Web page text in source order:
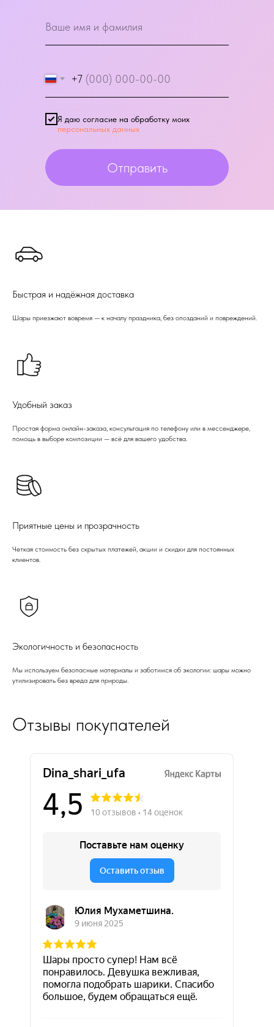
+7
Я даю согласие на обработку моих
персональных данных
Отправить
Быстрая и надёжная доставка
Шары приезжают вовремя — к началу праздника, без опозданий и повреждений.
Удобный заказ
Простая форма онлайн-заказа, консультация по телефону или в мессенджере,
помощь в выборе композиции — всё для вашего удобства.
Приятные цены и прозрачность
Четкая стоимость без скрытых платежей, акции и скидки для постоянных
клиентов.
Экологичность и безопасность
Мы используем безопасные материалы и заботимся об экологии: шары можно
утилизировать без вреда для природы.
Отзывы покупателей